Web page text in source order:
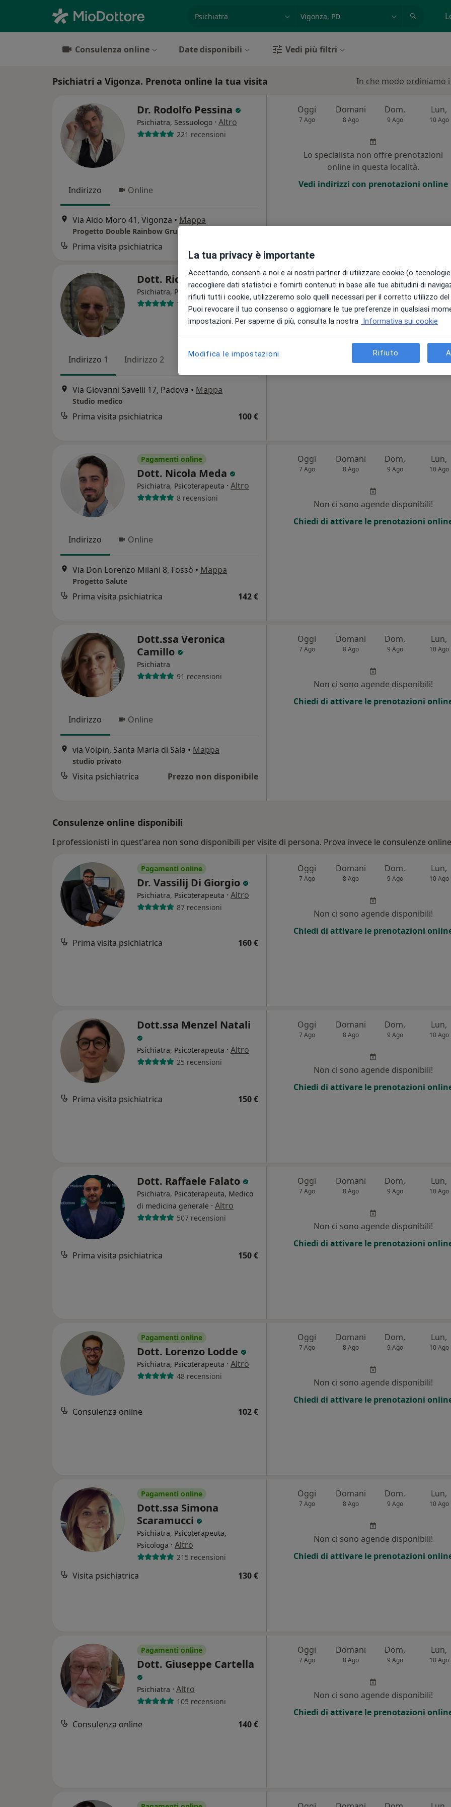
Consulenza online Date disponibili Vedi più filtri
Psichiatri a Vigonza. Prenota online la tua visita In che modo ordiniamo
Dr. Rodolfo Pessina
Psichiatra, Sessuologo · Altro
221 recensioni
Indirizzo Online
Via Aldo Moro 41, Vigonza • Mappa
Progetto Double Rainbow Gruppo Empathie
Prima visita psichiatrica
Oggi
7 Ago
Domani
8 Ago
Dom,
9 Ago
Lun,
10 Ago
Lo specialista non offre prenotazioni
online in questa località.
Vedi indirizzi con prenotazioni online
Dott. Ricardo Nogara
Psichiatra, Psicoterapeuta
1 recensione
Indirizzo 1 Indirizzo 2
Via Giovanni Savelli 17, Padova • Mappa
Studio medico
Prima visita psichiatrica 100 €
Oggi
7 Ago
Domani
8 Ago
Dom,
9 Ago
Lun,
10 Ago
Non ci sono agende disponibili!
Chiedi di attivare le prenotazioni
Pagamenti online
Dott. Nicola Meda
Psichiatra, Psicoterapeuta · Altro
8 recensioni
Indirizzo Online
Via Don Lorenzo Milani 8, Fossò • Mappa
Progetto Salute
Prima visita psichiatrica 142 €
Oggi
7 Ago
Domani
8 Ago
Dom,
9 Ago
Lun,
10 Ago
Non ci sono agende disponibili!
Chiedi di attivare le prenotazioni
Dott.ssa Veronica
Camillo
Psichiatra
91 recensioni
Indirizzo Online
via Volpin, Santa Maria di Sala • Mappa
studio privato
Visita psichiatrica Prezzo non disponibile
Oggi
7 Ago
Domani
8 Ago
Dom,
9 Ago
Lun,
10 Ago
Non ci sono agende disponibili!
Chiedi di attivare le prenotazioni
Consulenze online disponibili
I professionisti in quest'area non sono disponibili per visite di persona. Prova invece le consulenze
Pagamenti online
Dr. Vassilij Di Giorgio
Psichiatra, Psicoterapeuta · Altro
87 recensioni
Prima visita psichiatrica 160 €
Oggi
7 Ago
Domani
8 Ago
Dom,
9 Ago
Lun,
10 Ago
Non ci sono agende disponibili!
Chiedi di attivare le prenotazioni
Dott.ssa Menzel Natali
Psichiatra, Psicoterapeuta · Altro
25 recensioni
Prima visita psichiatrica 150 €
Oggi
7 Ago
Domani
8 Ago
Dom,
9 Ago
Lun,
10 Ago
Non ci sono agende disponibili!
Chiedi di attivare le prenotazioni
Dott. Raffaele Falato
Psichiatra, Psicoterapeuta, Medico
di medicina generale · Altro
507 recensioni
Prima visita psichiatrica 150 €
Oggi
7 Ago
Domani
8 Ago
Dom,
9 Ago
Lun,
10 Ago
Non ci sono agende disponibili!
Chiedi di attivare le prenotazioni
Pagamenti online
Dott. Lorenzo Lodde
Psichiatra, Psicoterapeuta · Altro
48 recensioni
Consulenza online 102 €
Oggi
7 Ago
Domani
8 Ago
Dom,
9 Ago
Lun,
10 Ago
Non ci sono agende disponibili!
Chiedi di attivare le prenotazioni
Pagamenti online
Dott.ssa Simona
Scaramucci
Psichiatra, Psicoterapeuta,
Psicologa · Altro
215 recensioni
Visita psichiatrica 130 €
Oggi
7 Ago
Domani
8 Ago
Dom,
9 Ago
Lun,
10 Ago
Non ci sono agende disponibili!
Chiedi di attivare le prenotazioni
Pagamenti online
Dott. Giuseppe Cartella
Psichiatra · Altro
105 recensioni
Consulenza online 140 €
Oggi
7 Ago
Domani
8 Ago
Dom,
9 Ago
Lun,
10 Ago
Non ci sono agende disponibili!
Chiedi di attivare le prenotazioni
La tua privacy è importante
Accettando, consenti a noi e ai nostri partner di utilizzare cookie (o
raccogliere dati statistici e fornirti contenuti in base alle tue abitudini di
rifiuti tutti i cookie, utilizzeremo solo quelli necessari per il corretto utilizzo
Puoi revocare il tuo consenso o aggiornare le tue preferenze in qualsiasi
impostazioni. Per saperne di più, consulta la nostra Informativa sui cookie
Modifica le impostazioni Rifiuto